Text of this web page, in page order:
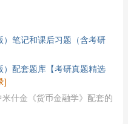
笔记和课后习题（含考研
配套题库【考研真题精选
]
什金《货币金融学》配套的